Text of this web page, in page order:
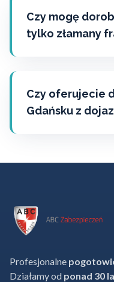
Czy mogę
tylko złamany
Czy oferujecie
Gdańsku z
Profesjonalne
Działamy od ponad 30